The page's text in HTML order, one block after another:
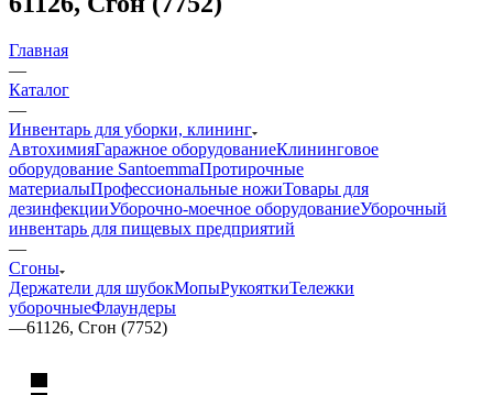
Главная
—
Каталог
—
Инвентарь для уборки, клининг
АвтохимияГаражное оборудованиеКлининговое
оборудование SantoemmaПротирочные
материалыПрофессиональные ножиТовары для
дезинфекцииУборочно-моечное оборудованиеУборочный
инвентарь для пищевых предприятий
—
Сгоны
Держатели для шубокМопыРукояткиТележки
уборочныеФлаундеры
—61126, Сгон (7752)